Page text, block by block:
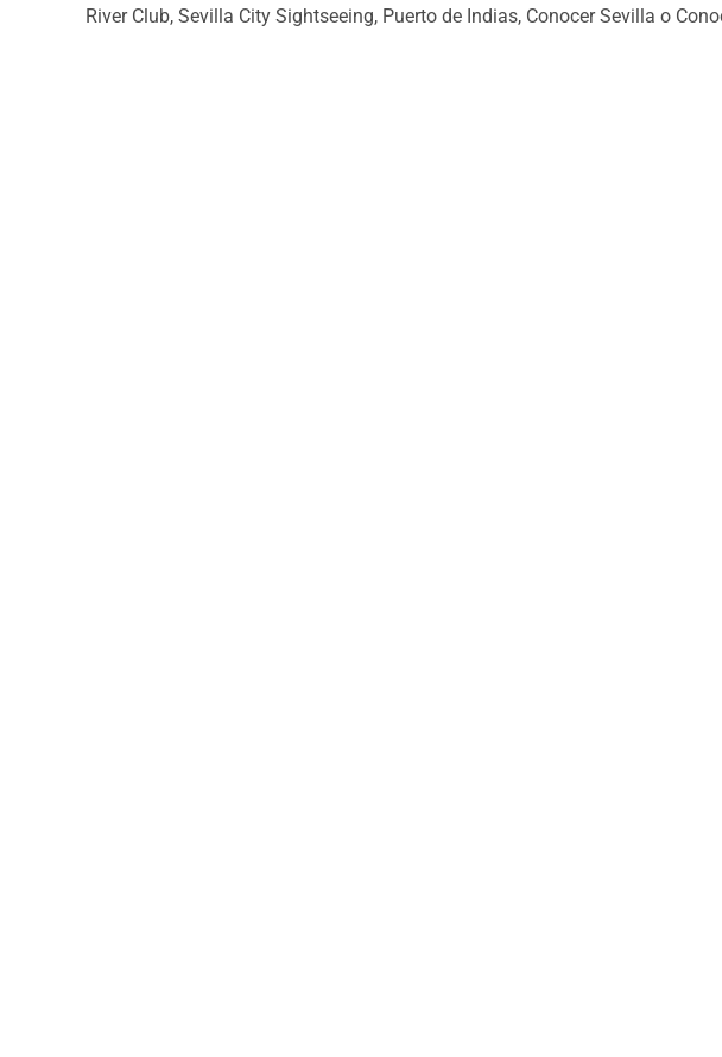
River Club, Sevilla City Sightseeing, Puerto de Indias, Conocer Sevilla o